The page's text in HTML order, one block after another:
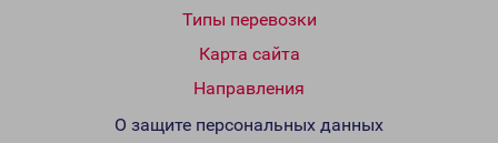
Типы перевозки
Карта сайта
Направления
О защите персональных данных